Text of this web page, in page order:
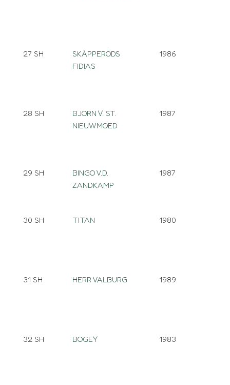
27 SH
SKÄPPERÖDS
FIDIAS
1986
28 SH
BJORN V. ST.
NIEUWMOED
1987
29 SH
BINGO V.D.
ZANDKAMP
1987
30 SH TITAN 1980
31 SH HERR VALBURG 1989
32 SH BOGEY 1983